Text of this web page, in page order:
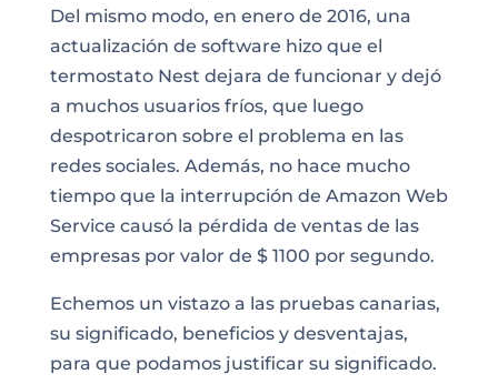
Del mismo modo, en enero de 2016, una
actualización de software hizo que el
termostato Nest dejara de funcionar y dejó
a muchos usuarios fríos, que luego
despotricaron sobre el problema en las
redes sociales. Además, no hace mucho
tiempo que la interrupción de Amazon Web
Service causó la pérdida de ventas de las
empresas por valor de $ 1100 por segundo.
Echemos un vistazo a las pruebas canarias,
su significado, beneficios y desventajas,
para que podamos justificar su significado.